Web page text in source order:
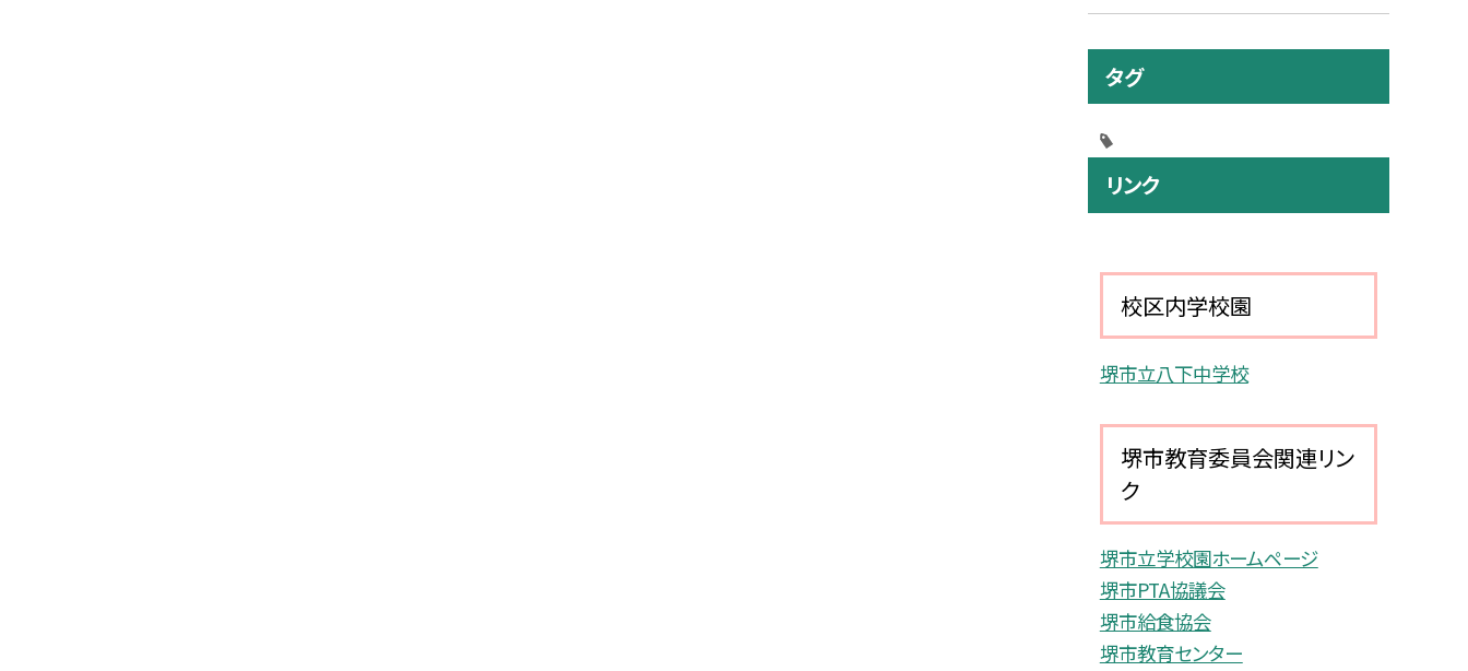
タグ
リンク
校区内学校園
堺市立八下中学校
堺市教育委員会関連リン
ク
堺市立学校園ホームページ
堺市PTA協議会
堺市給食協会
堺市教育センター